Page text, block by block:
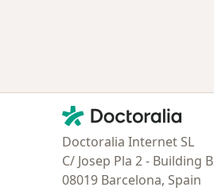
Contacto
Doctoralia - Página de inicio
Doctoralia Internet SL
C/ Josep Pla 2 - Building
08019 Barcelona, Spain